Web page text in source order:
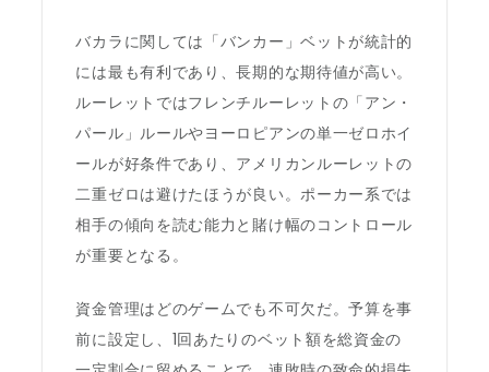
バカラに関しては「バンカー」ベットが統計的
には最も有利であり、長期的な期待値が高い。
ルーレットではフレンチルーレットの「アン・
パール」ルールやヨーロピアンの単一ゼロホイ
ールが好条件であり、アメリカンルーレットの
二重ゼロは避けたほうが良い。ポーカー系では
相手の傾向を読む能力と賭け幅のコントロール
が重要となる。
資金管理はどのゲームでも不可欠だ。予算を事
前に設定し、1回あたりのベット額を総資金の